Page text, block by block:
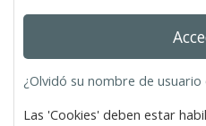
¿Olvidó su nombre de
Las 'Cookies' deben estar